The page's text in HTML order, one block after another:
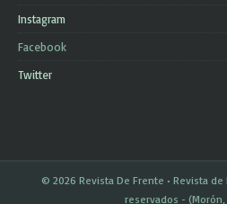
Instagram
Facebook
Twitter
© 2026 Revista De Frente • Revista
reservados -